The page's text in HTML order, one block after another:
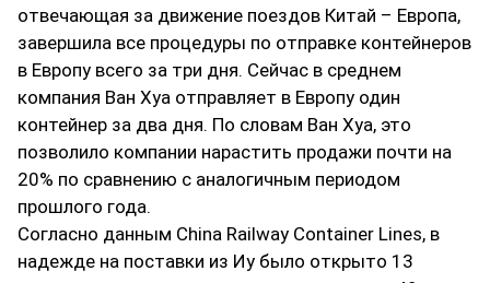
отвечающая за движение поездов Китай – Европа,
завершила все процедуры по отправке контейнеров
в Европу всего за три дня. Сейчас в среднем
компания Ван Хуа отправляет в Европу один
контейнер за два дня. По словам Ван Хуа, это
позволило компании нарастить продажи почти на
20% по сравнению с аналогичным периодом
прошлого года.
Согласно данным China Railway Container Lines, в
надежде на поставки из Иу было открыто 13